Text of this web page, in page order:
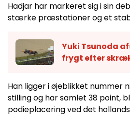
Hadjar har markeret sig i sin
stærke præstationer og et
Yuki Tsunoda
frygt efter
Han ligger i øjeblikket nummer
stilling og har samlet 38 point,
podieplacering ved det